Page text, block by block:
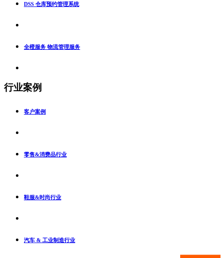
DSS 仓库预约管理系统
全橙服务 物流管理服务
行业案例
客户案例
零售&消费品行业
鞋服&时尚行业
汽车 & 工业制造行业